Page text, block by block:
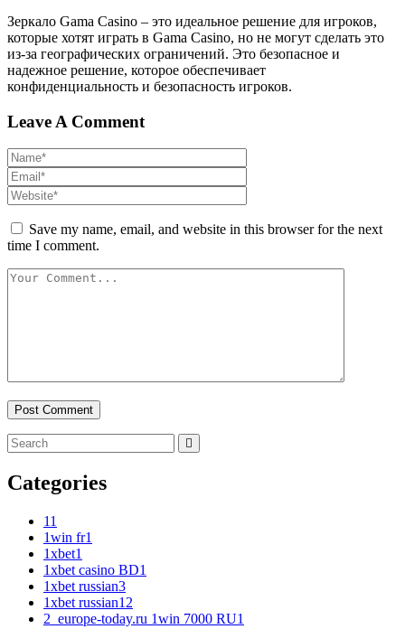
Зеркало Gama Casino – это идеальное решение для игроков,
которые хотят играть в Gama Casino, но не могут сделать это
из-за географических ограничений. Это безопасное и
надежное решение, которое обеспечивает
конфиденциальность и безопасность игроков.
Leave A Comment
Save my name, email, and website in this browser for the next
time I comment.
Categories
11
1win fr1
1xbet1
1xbet casino BD1
1xbet russian3
1xbet russian1 2
2_europe-today.ru 1win 7000 RU1